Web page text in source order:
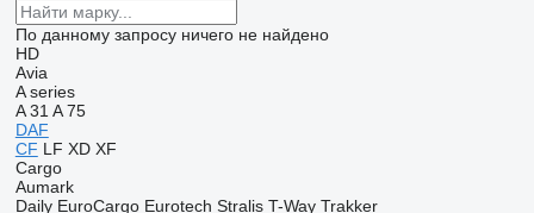
По данному запросу ничего не найдено
HD
Avia
A series
A 31 A 75
DAF
CF LF XD XF
Cargo
Aumark
Daily EuroCargo Eurotech Stralis T-Way Trakker